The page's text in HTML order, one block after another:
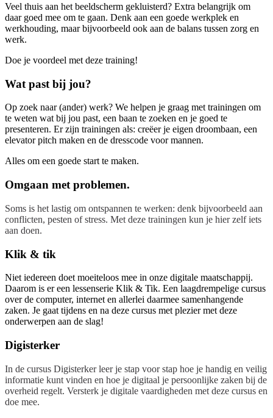
Veel thuis aan het beeldscherm gekluisterd? Extra belangrijk om
daar goed mee om te gaan. Denk aan een goede werkplek en
werkhouding, maar bijvoorbeeld ook aan de balans tussen zorg en
werk.
Doe je voordeel met deze training!
Wat past bij jou?
Op zoek naar (ander) werk? We helpen je graag met trainingen om
te weten wat bij jou past, een baan te zoeken en je goed te
presenteren. Er zijn trainingen als: creëer je eigen droombaan, een
elevator pitch maken en de dresscode voor mannen.
Alles om een goede start te maken.
Omgaan met problemen.
Soms is het lastig om ontspannen te werken: denk bijvoorbeeld aan
conflicten, pesten of stress. Met deze trainingen kun je hier zelf iets
aan doen.
Klik & tik
Niet iedereen doet moeiteloos mee in onze digitale maatschappij.
Daarom is er een lessenserie Klik & Tik. Een laagdrempelige cursus
over de computer, internet en allerlei daarmee samenhangende
zaken. Je gaat tijdens en na deze cursus met plezier met deze
onderwerpen aan de slag!
Digisterker
In de cursus Digisterker leer je stap voor stap hoe je handig en veilig
informatie kunt vinden en hoe je digitaal je persoonlijke zaken bij de
overheid regelt. Versterk je digitale vaardigheden met deze cursus en
doe mee.